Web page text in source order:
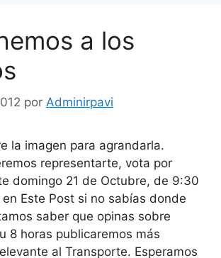
a los
por Adminirpavi
la imagen para agrandarla.
representarte, vota por
domingo 21 de Octubre, de 9:30
Este Post si no sabías donde
saber que opinas sobre
8 horas publicaremos más
al Transporte. Esperamos